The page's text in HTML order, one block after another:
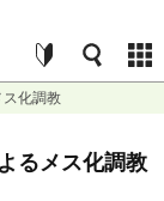
ス化調教
るメス化調教